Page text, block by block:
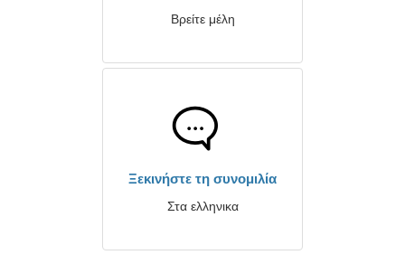
Βρείτε μέλη
Ξεκινήστε τη συνομιλία
Στα ελληνικα